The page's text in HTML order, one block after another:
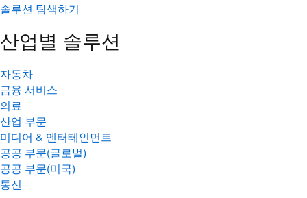
솔루션 탐색하기
산업별 솔루션
자동차
금융 서비스
의료
산업 부문
미디어 & 엔터테인먼트
공공 부문(글로벌)
공공 부문(미국)
통신